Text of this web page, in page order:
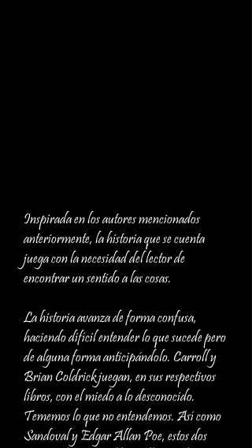
Inspirada en los autores mencionados
anteriormente, la historia que se cuenta
juega con la necesidad del lector de
encontrar un sentido a las cosas.
La historia avanza de forma confusa,
haciendo difícil entender lo que sucede pero
de alguna forma anticipándolo. Carroll y
Brian Coldrick juegan, en sus respectivos
libros, con el miedo a lo desconocido.
Tememos lo que no entendemos. Así como
Sandoval y Edgar Allan Poe, estos dos